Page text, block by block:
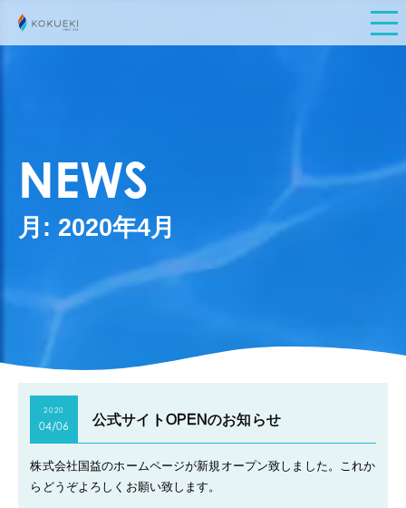
NEWS
月: 2020年4月
2020
04/06 公式サイトOPENのお知らせ
株式会社国益のホームページが新規オープン致しました。これか
らどうぞよろしくお願い致します。